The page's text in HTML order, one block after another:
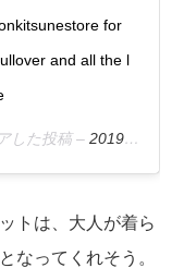
for
and all the l
した投稿 –2019年 8月月9日午前2時46分PDT
トは、大人が着ら
なってくれそう。